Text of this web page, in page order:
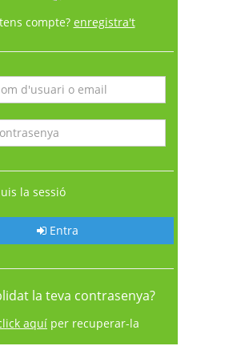
compte? enregistra't
la sessió
Entra
la teva contrasenya?
aquí per recuperar-la